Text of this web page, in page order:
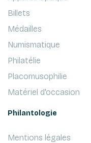
Billets
Médailles
Numismatique
Philatélie
Placomusophilie
Matériel d'occasion
Philantologie
Mentions légales